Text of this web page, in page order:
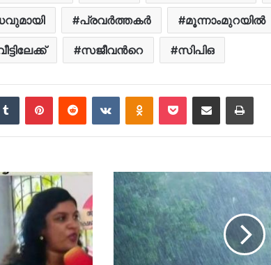
പ്രവർത്തകർ മൂന്നാംമുറയിൽ
സജീവന്‍റെ സിപിഒ
Tumblr PinterestReddit VKontakteOdnoklassniki
Pocket Share via Email Print